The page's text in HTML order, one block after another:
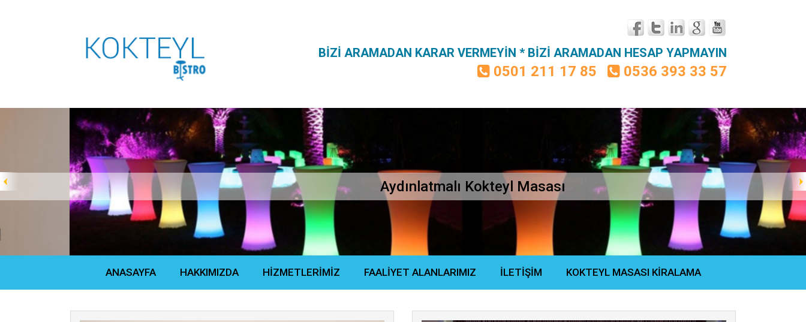
BİZİ ARAMADAN KARAR VERMEYİN * BİZİ ARAMADAN HESAP YAPMAYIN
0501 211 17 85 0536 393 33 57
Aydınlatmalı Kokteyl Masası
ANASAYFA HAKKIMIZDA HİZMETLERİMİZ FAALİYET ALANLARIMIZ İLETİŞİM KOKTEYL MASASI KİRALAMA